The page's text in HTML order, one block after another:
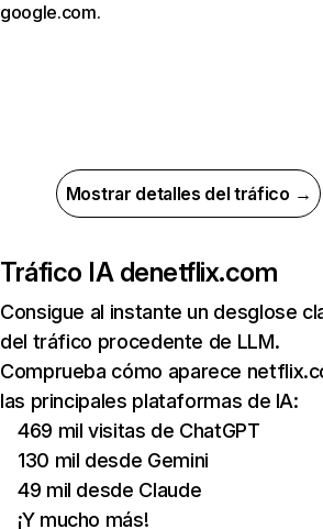
google.com.
Mostrar detalles del tráfico →
Tráfico IA denetflix.com
Consigue al instante un desglose
del tráfico procedente de LLM.
Comprueba cómo aparece
las principales plataformas de IA:
469 mil visitas de ChatGPT
130 mil desde Gemini
49 mil desde Claude
¡Y mucho más!